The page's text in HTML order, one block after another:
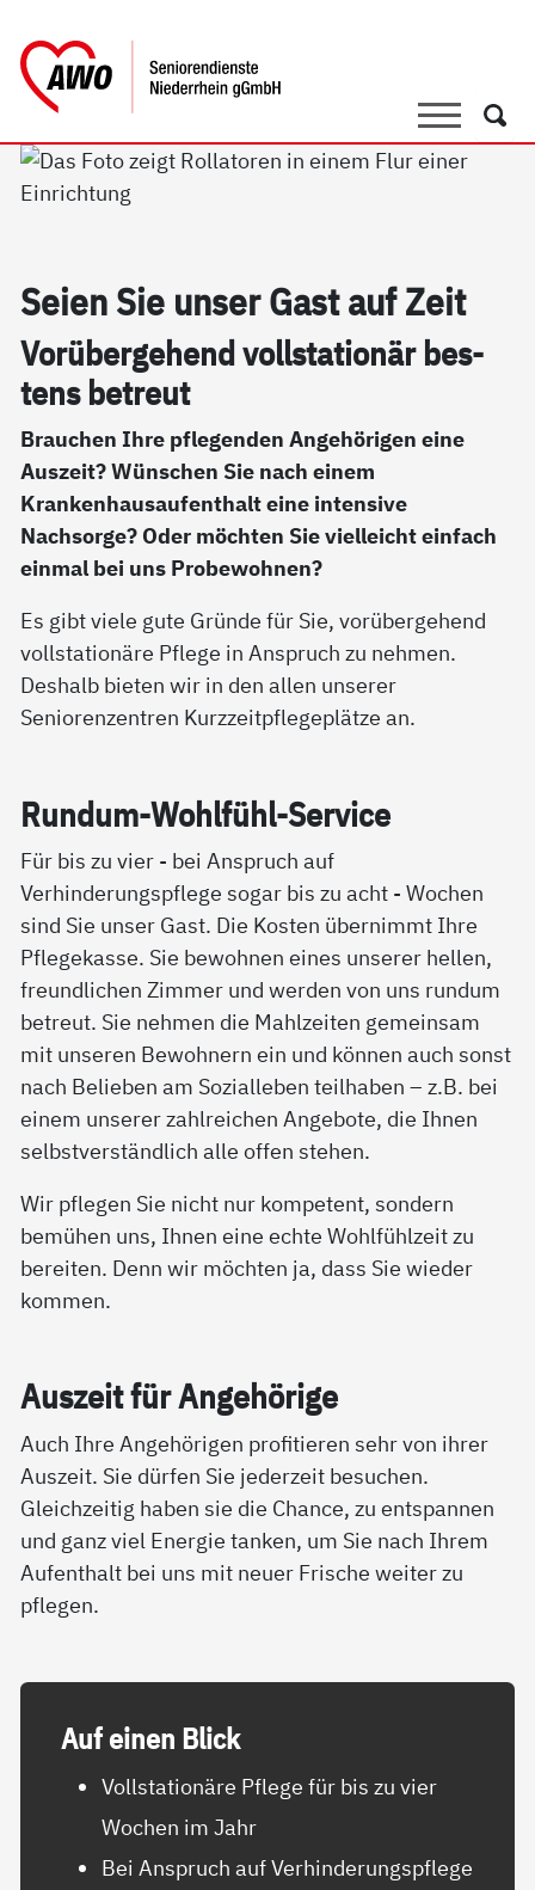
SucheSuche
Sei­en Sie un­ser Gast auf Zeit
Vor­über­ge­hend voll­sta­tio­när bes­
tens be­t­reut
Brauchen Ihre pflegenden Angehörigen eine
Auszeit? Wünschen Sie nach einem
Krankenhausaufenthalt eine intensive
Nachsorge? Oder möchten Sie vielleicht einfach
einmal bei uns Probewohnen?
Es gibt viele gute Gründe für Sie, vorübergehend
vollstationäre Pflege in Anspruch zu nehmen.
Deshalb bieten wir in den allen unserer
Seniorenzentren Kurzzeitpflegeplätze an.
Run­d­um-Wohl­fühl-Ser­vice
Für bis zu vier - bei Anspruch auf
Verhinderungspflege sogar bis zu acht - Wochen
sind Sie unser Gast. Die Kosten übernimmt Ihre
Pflegekasse. Sie bewohnen eines unserer hellen,
freundlichen Zimmer und werden von uns rundum
betreut. Sie nehmen die Mahlzeiten gemeinsam
mit unseren Bewohnern ein und können auch sonst
nach Belieben am Sozialleben teilhaben – z.B. bei
einem unserer zahlreichen Angebote, die Ihnen
selbstverständlich alle offen stehen.
Wir pflegen Sie nicht nur kompetent, sondern
bemühen uns, Ihnen eine echte Wohlfühlzeit zu
bereiten. Denn wir möchten ja, dass Sie wieder
kommen.
Aus­zeit für An­ge­hö­ri­ge
Auch Ihre Angehörigen profitieren sehr von ihrer
Auszeit. Sie dürfen Sie jederzeit besuchen.
Gleichzeitig haben sie die Chance, zu entspannen
und ganz viel Energie tanken, um Sie nach Ihrem
Aufenthalt bei uns mit neuer Frische weiter zu
pflegen.
Auf ei­nen Blick
Vollstationäre Pflege für bis zu vier
Wochen im Jahr
Bei Anspruch auf Verhinderungspflege